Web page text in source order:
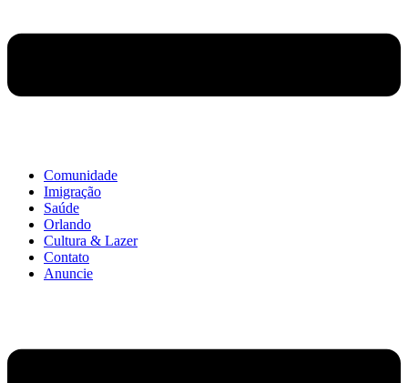
Comunidade
Imigração
Saúde
Orlando
Cultura & Lazer
Contato
Anuncie